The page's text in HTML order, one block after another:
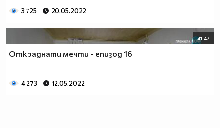
3 725 20.05.2022
41:47
Откраднати мечти - епизод 16
4 273 12.05.2022